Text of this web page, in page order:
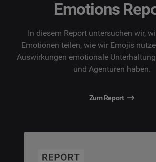
Emotions
In diesem Report untersuchen wir,
Emotionen teilen, wie wir Emojis
Auswirkungen emotionale
und Agenturen haben.
Zum Report